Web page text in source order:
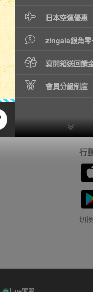
日本空運優惠
zingala銀角零
寫開箱送回饋
會員分級制度
全
行
切